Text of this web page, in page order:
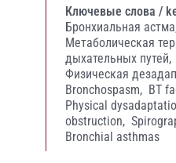
Ключевые слова /
Бронхиальная
Метаболическая
дыхательных путей,
Физическая
Bronchospasm, BT
Physical
obstruction,
Bronchial asthmas